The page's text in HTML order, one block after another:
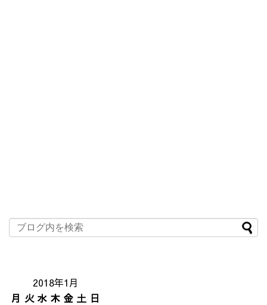
2018年1月
月 火 水 木 金 土 日